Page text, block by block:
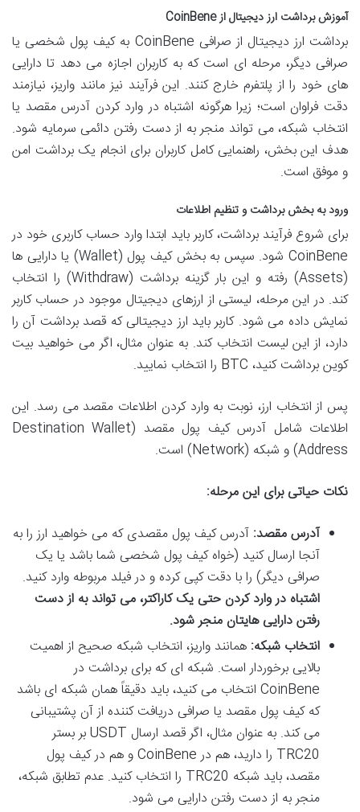
آموزش برداشت ارز دیجیتال از CoinBene
برداشت ارز دیجیتال از صرافی CoinBene به کیف پول شخصی یا
صرافی دیگر، مرحله ای است که به کاربران اجازه می دهد تا دارایی
های خود را از پلتفرم خارج کنند. این فرآیند نیز مانند واریز، نیازمند
دقت فراوان است؛ زیرا هرگونه اشتباه در وارد کردن آدرس مقصد یا
انتخاب شبکه، می تواند منجر به از دست رفتن دائمی سرمایه شود.
هدف این بخش، راهنمایی کامل کاربران برای انجام یک برداشت امن
و موفق است.
ورود به بخش برداشت و تنظیم اطلاعات
برای شروع فرآیند برداشت، کاربر باید ابتدا وارد حساب کاربری خود در
CoinBene شود. سپس به بخش کیف پول (Wallet) یا دارایی ها
(Assets) رفته و این بار گزینه برداشت (Withdraw) را انتخاب
کند. در این مرحله، لیستی از ارزهای دیجیتال موجود در حساب کاربر
نمایش داده می شود. کاربر باید ارز دیجیتالی که قصد برداشت آن را
دارد، از این لیست انتخاب کند. به عنوان مثال، اگر می خواهید بیت
کوین برداشت کنید، BTC را انتخاب نمایید.
پس از انتخاب ارز، نوبت به وارد کردن اطلاعات مقصد می رسد. این
اطلاعات شامل آدرس کیف پول مقصد (Destination Wallet
Address) و شبکه (Network) است.
نکات حیاتی برای این مرحله:
آدرس مقصد: آدرس کیف پول مقصدی که می خواهید ارز را به
آنجا ارسال کنید (خواه کیف پول شخصی شما باشد یا یک
صرافی دیگر) را با دقت کپی کرده و در فیلد مربوطه وارد کنید.
اشتباه در وارد کردن حتی یک کاراکتر، می تواند به از دست
رفتن دارایی هایتان منجر شود.
انتخاب شبکه: همانند واریز، انتخاب شبکه صحیح از اهمیت
بالایی برخوردار است. شبکه ای که برای برداشت در
CoinBene انتخاب می کنید، باید دقیقاً همان شبکه ای باشد
که کیف پول مقصد یا صرافی دریافت کننده از آن پشتیبانی
می کند. به عنوان مثال، اگر قصد ارسال USDT بر بستر
TRC20 را دارید، هم در CoinBene و هم در کیف پول
مقصد، باید شبکه TRC20 را انتخاب کنید. عدم تطابق شبکه،
منجر به از دست رفتن دارایی می شود.